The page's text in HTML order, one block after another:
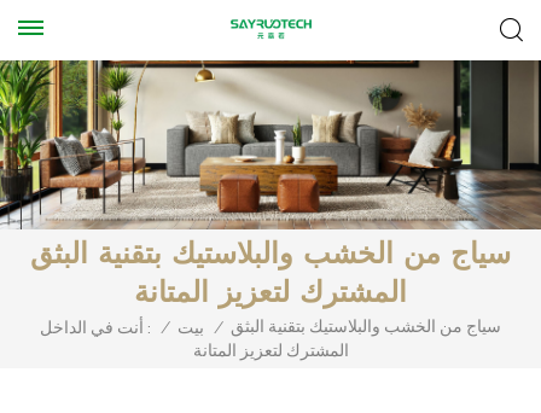
سياج من الخشب والبلاستيك بتقنية البثق
المشترك لتعزيز المتانة
أنت في الداخل : / بيت / سياج من الخشب والبلاستيك بتقنية البثق
المشترك لتعزيز المتانة